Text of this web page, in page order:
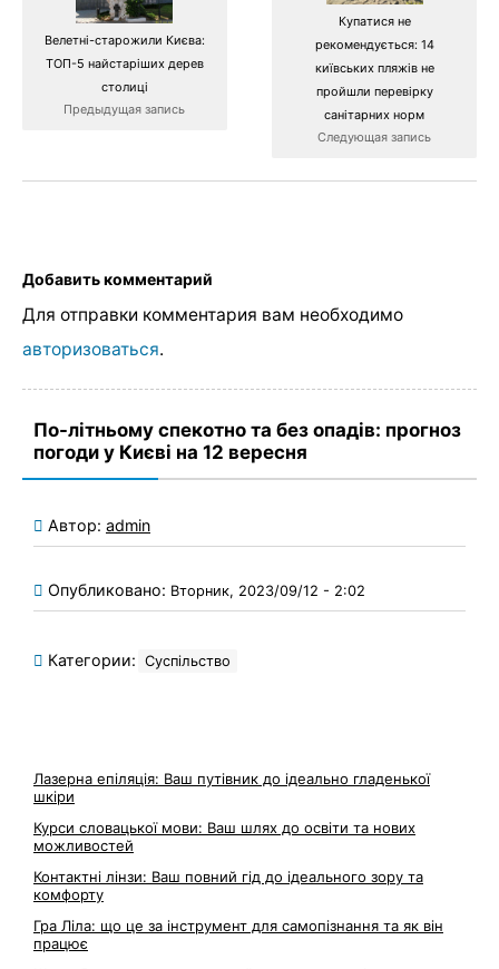
Велетні-старожили Києва:
ТОП-5 найстаріших дерев
столиці
Предыдущая запись
Купатися не
рекомендується: 14
київських пляжів не
пройшли перевірку
санітарних норм
Следующая запись
Добавить комментарий
Для отправки комментария вам необходимо
авторизоваться.
По-літньому спекотно та без опадів: прогноз
погоди у Києві на 12 вересня
Автор: admin
Опубликовано: Вторник, 2023/09/12 - 2:02
Категории: Суспільство
Лазерна епіляція: Ваш путівник до ідеально гладенької
шкіри
Курси словацької мови: Ваш шлях до освіти та нових
можливостей
Контактні лінзи: Ваш повний гід до ідеального зору та
комфорту
Гра Ліла: що це за інструмент для самопізнання та як він
працює